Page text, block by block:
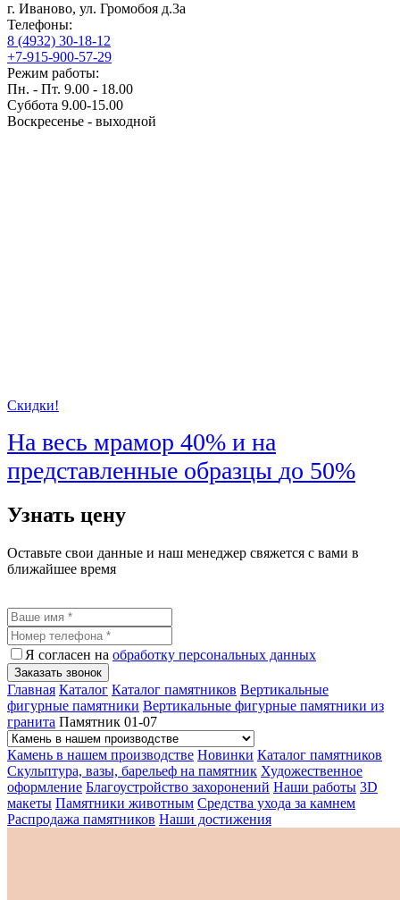
г. Иваново, ул. Громобоя д.3а
Телефоны:
8 (4932) 30-18-12
+7-915-900-57-29
Режим работы:
Пн. - Пт. 9.00 - 18.00
Суббота 9.00-15.00
Воскресенье - выходной
Скидки!
На весь мрамор 40% и на
представленные образцы до 50%
Узнать цену
Оставьте свои данные и наш менеджер свяжется с вами в
ближайшее время
Я согласен на обработку персональных данных
Заказать звонок
Главная Каталог Каталог памятников Вертикальные
фигурные памятники Вертикальные фигурные памятники из
гранита Памятник 01-07
Камень в нашем производстве Новинки Каталог памятников
Скульптура, вазы, барельеф на памятник Художественное
оформление Благоустройство захоронений Наши работы 3D
макеты Памятники животным Средства ухода за камнем
Распродажа памятников Наши достижения